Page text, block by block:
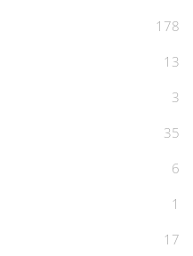
178
13
3
35
6
1
17